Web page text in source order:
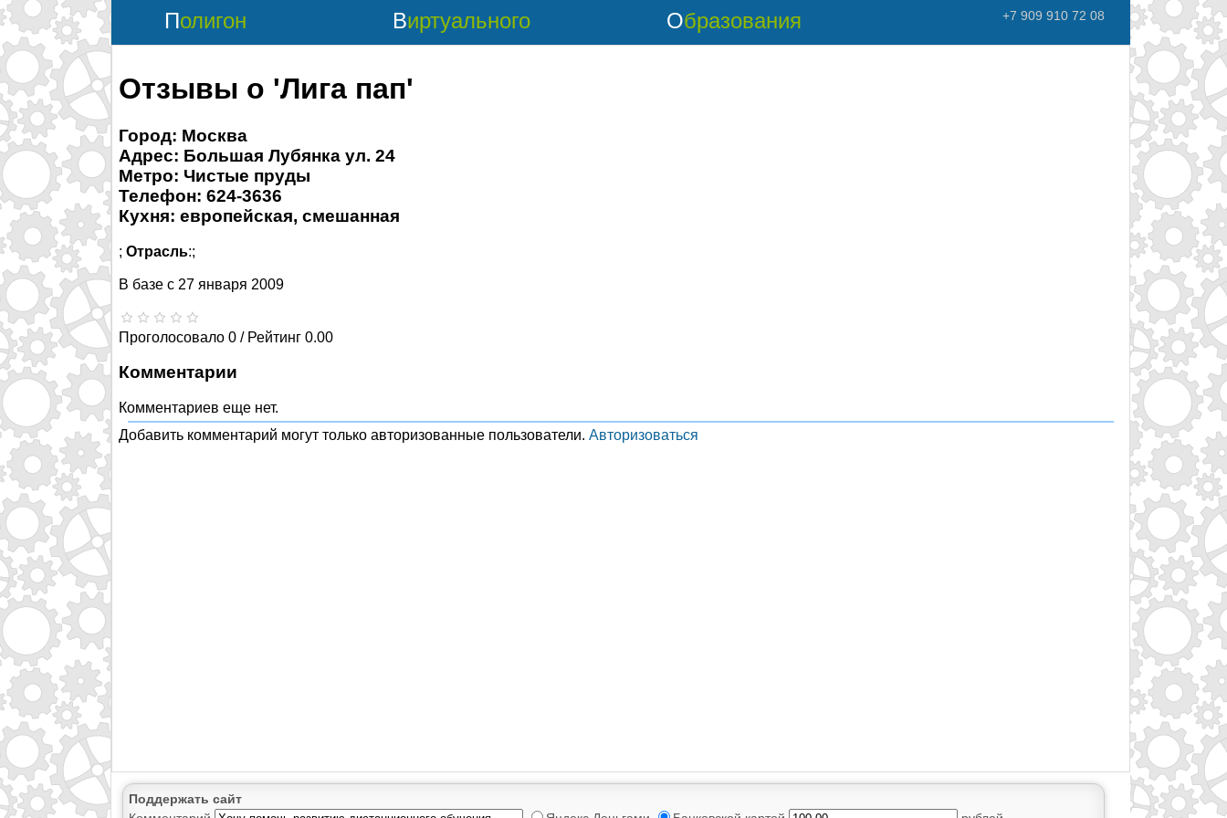
Полигон Виртуального Образования +7 909 910 72 08
Отзывы о 'Лига пап'
Город: Москва
Адрес: Большая Лубянка ул. 24
Метро: Чистые пруды
Телефон: 624-3636
Кухня: европейская, смешанная
; Отрасль:;
В базе с 27 января 2009
Проголосовало 0 / Рейтинг 0.00
Комментарии
Комментариев еще нет.
Добавить комментарий могут только авторизованные пользователи. Авторизоваться
Поддержать сайт